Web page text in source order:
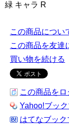
緑 キャラ R
この商品につい
この商品を友達
買い物を続ける
この商品をロ
Yahoo!ブッ
はてなブッ